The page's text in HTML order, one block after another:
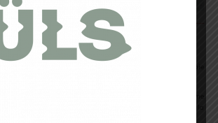
Semelle intermédiaire